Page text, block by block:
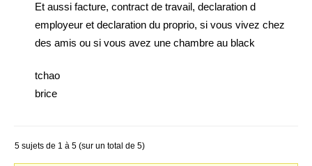
Et aussi facture, contract de travail, declaration d
employeur et declaration du proprio, si vous vivez chez
des amis ou si vous avez une chambre au black
tchao
brice
5 sujets de 1 à 5 (sur un total de 5)